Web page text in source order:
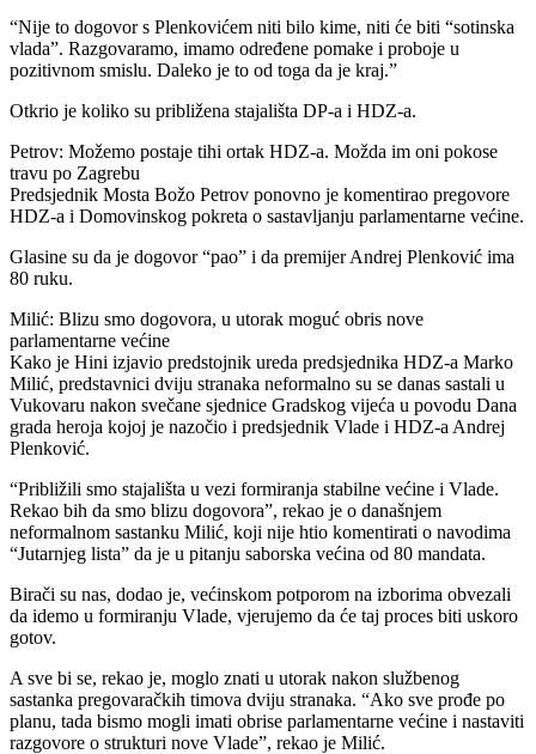
“Nije to dogovor s Plenkovićem niti bilo kime, niti će biti “sotinska
vlada”. Razgovaramo, imamo određene pomake i proboje u
pozitivnom smislu. Daleko je to od toga da je kraj.”
Otkrio je koliko su približena stajališta DP-a i HDZ-a.
Petrov: Možemo postaje tihi ortak HDZ-a. Možda im oni pokose
travu po Zagrebu
Predsjednik Mosta Božo Petrov ponovno je komentirao pregovore
HDZ-a i Domovinskog pokreta o sastavljanju parlamentarne većine.
Glasine su da je dogovor “pao” i da premijer Andrej Plenković ima
80 ruku.
Milić: Blizu smo dogovora, u utorak moguć obris nove
parlamentarne većine
Kako je Hini izjavio predstojnik ureda predsjednika HDZ-a Marko
Milić, predstavnici dviju stranaka neformalno su se danas sastali u
Vukovaru nakon svečane sjednice Gradskog vijeća u povodu Dana
grada heroja kojoj je nazočio i predsjednik Vlade i HDZ-a Andrej
Plenković.
“Približili smo stajališta u vezi formiranja stabilne većine i Vlade.
Rekao bih da smo blizu dogovora”, rekao je o današnjem
neformalnom sastanku Milić, koji nije htio komentirati o navodima
“Jutarnjeg lista” da je u pitanju saborska većina od 80 mandata.
Birači su nas, dodao je, većinskom potporom na izborima obvezali
da idemo u formiranju Vlade, vjerujemo da će taj proces biti uskoro
gotov.
A sve bi se, rekao je, moglo znati u utorak nakon službenog
sastanka pregovaračkih timova dviju stranaka. “Ako sve prođe po
planu, tada bismo mogli imati obrise parlamentarne većine i nastaviti
razgovore o strukturi nove Vlade”, rekao je Milić.